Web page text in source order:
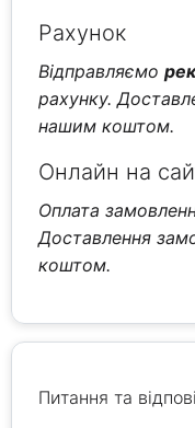
Рахунок
Відправляємо
рахунку.
нашим коштом.
Онлайн на
Оплата
Доставлення
коштом.
Питання та